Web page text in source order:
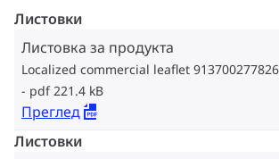
Листовки
Листовка за продукта
Localized commercial leaflet
pdf 221.4 kB
Преглед
Листовки